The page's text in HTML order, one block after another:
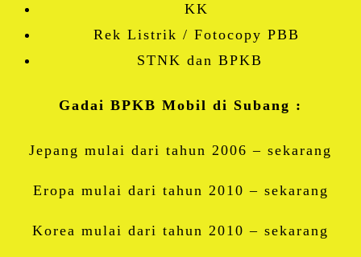
KK
Rek Listrik / Fotocopy PBB
STNK dan BPKB
Gadai BPKB Mobil di Subang :
Jepang mulai dari tahun 2006 – sekarang
Eropa mulai dari tahun 2010 – sekarang
Korea mulai dari tahun 2010 – sekarang